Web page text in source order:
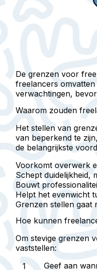
De grenzen voor
freelancers
verwachtingen,
Waarom zouden
Het stellen van
van beperkend te
de belangrijkste
Voorkomt overwerk
Schept duidelijkheid,
Bouwt
Helpt het evenwicht
Grenzen stellen
Hoe kunnen
Om stevige grenzen
vaststellen:
Geef aan